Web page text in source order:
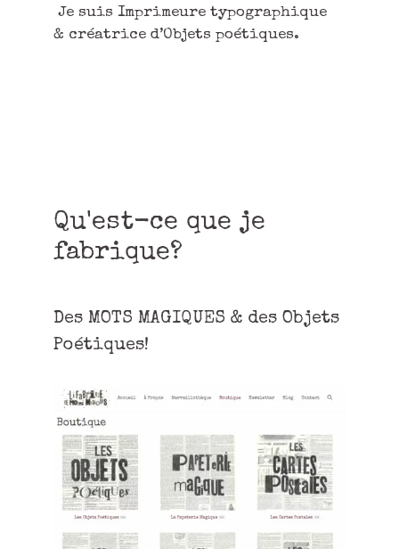
Je suis Imprimeure typographique
& créatrice d’Objets poétiques.
Qu'est-ce que je
fabrique?
Des MOTS MAGIQUES & des Objets
Poétiques!